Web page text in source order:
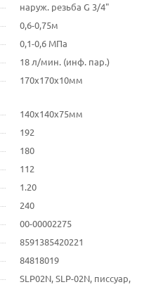
наруж. резьба G 3/4"
0,6-0,75м
0,1-0,6 МПа
18 л/мин. (инф. пар.)
170x170x10мм
140x140x75мм
192
180
112
1.20
240
00-00002275
8591385420221
84818019
SLP02N, SLP-02N, писсуар,